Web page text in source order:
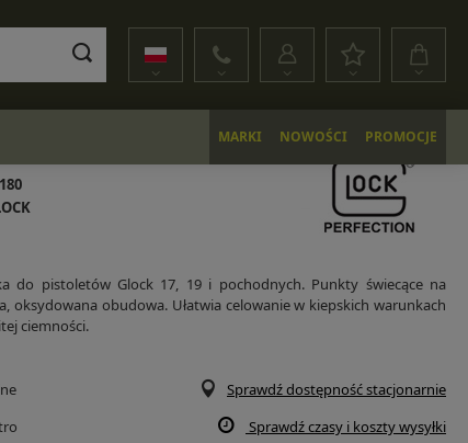
MARKI NOWOŚCI PROMOCJE
do pistoletów Glock 17, 19 i pochodnych. Punkty świecące na
oksydowana obudowa. Ułatwia celowanie w kiepskich warunkach
ciemności.
Sprawdź dostępność stacjonarnie
Sprawdź czasy i koszty wysyłki